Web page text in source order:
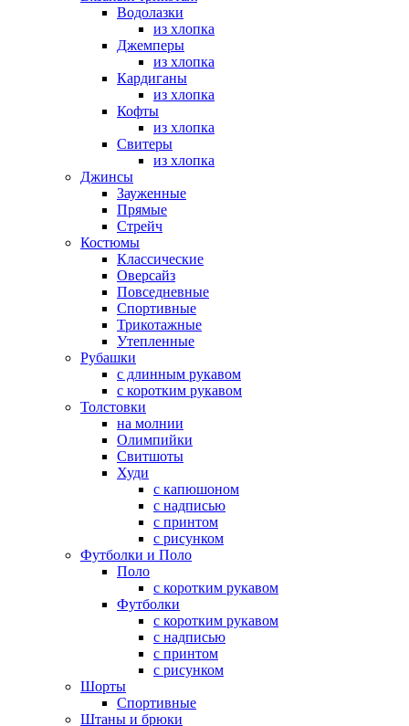
Водолазки
из хлопка
Джемперы
из хлопка
Кардиганы
из хлопка
Кофты
из хлопка
Свитеры
из хлопка
Джинсы
Зауженные
Прямые
Стрейч
Костюмы
Классические
Оверсайз
Повседневные
Спортивные
Трикотажные
Утепленные
Рубашки
с длинным рукавом
с коротким рукавом
Толстовки
на молнии
Олимпийки
Свитшоты
Худи
с капюшоном
с надписью
с принтом
с рисунком
Футболки и Поло
Поло
с коротким рукавом
Футболки
с коротким рукавом
с надписью
с принтом
с рисунком
Шорты
Спортивные
Штаны и брюки